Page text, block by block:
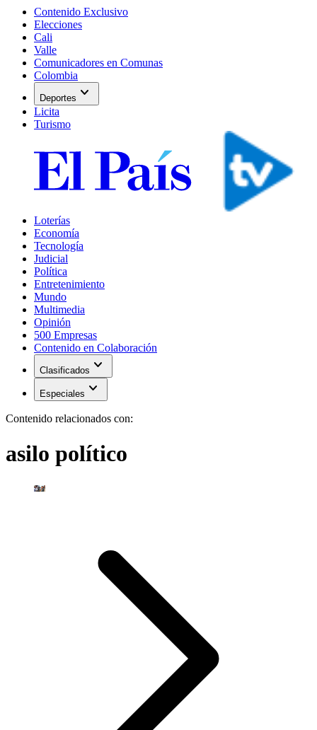
Contenido Exclusivo
Elecciones
Cali
Valle
Comunicadores en Comunas
Colombia
Deportes expand_more
Licita
Turismo
Loterías
Economía
Tecnología
Judicial
Política
Entretenimiento
Mundo
Multimedia
Opinión
500 Empresas
Contenido en Colaboración
Clasificados expand_more
Especiales expand_more
Contenido relacionados con:
asilo político